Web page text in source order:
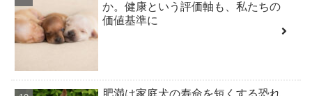
か。健康という評価軸も、私たちの
価値基準に
肥満は家庭犬の寿命を短くする恐れ